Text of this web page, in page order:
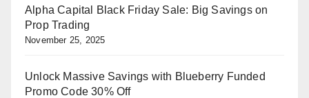
Alpha Capital Black Friday Sale: Big Savings on
Prop Trading
November 25, 2025
Unlock Massive Savings with Blueberry Funded
Promo Code 30% Off